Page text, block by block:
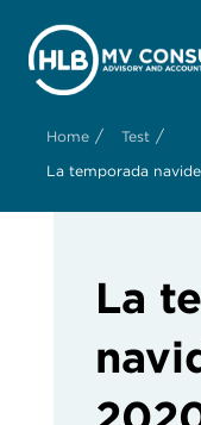
Home / Test /
La temporada
La